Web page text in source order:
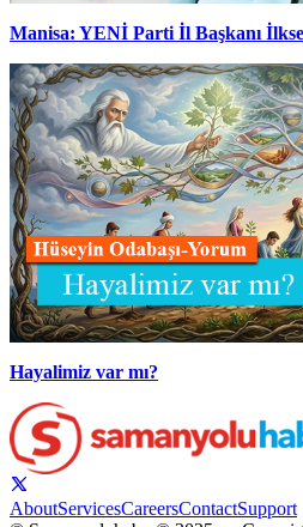
Manisa: YENİ Parti İl Başkanı
Hayalimiz var mı?
AboutServicesCareersContactSupport